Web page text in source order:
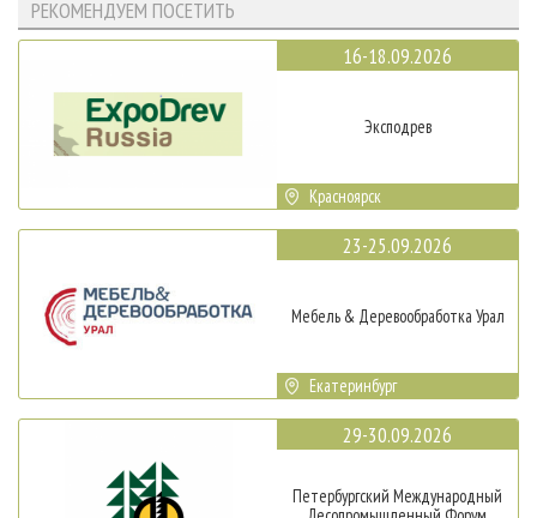
РЕКОМЕНДУЕМ ПОСЕТИТЬ
16-18.09.2026
Эксподрев
Красноярск
23-25.09.2026
Мебель & Деревообработка Урал
Екатеринбург
29-30.09.2026
Петербургский Международный